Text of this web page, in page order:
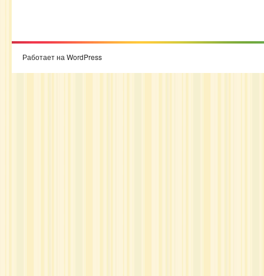
Работает на WordPress